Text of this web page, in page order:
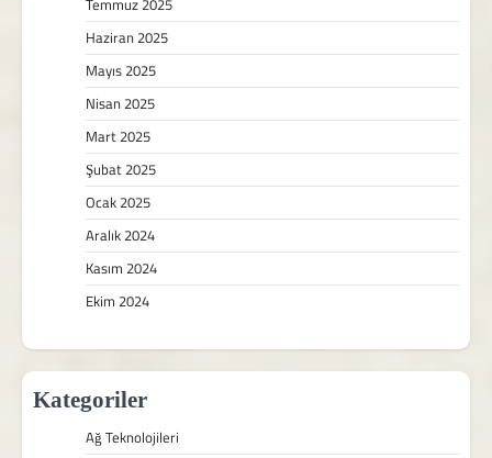
Haziran 2025
Mayıs 2025
Nisan 2025
Mart 2025
Şubat 2025
Ocak 2025
Aralık 2024
Kasım 2024
Ekim 2024
Kategoriler
Ağ Teknolojileri